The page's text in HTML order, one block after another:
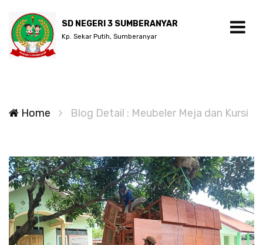
SD NEGERI 3 SUMBERANYAR
Kp. Sekar Putih, Sumberanyar
Home Blog Detail : Meubeler Meja dan Kursi